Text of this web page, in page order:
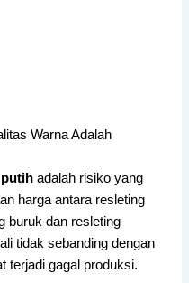
Warna Adalah
adalah risiko yang
harga antara resleting
buruk dan resleting
tidak sebanding dengan
terjadi gagal produksi.